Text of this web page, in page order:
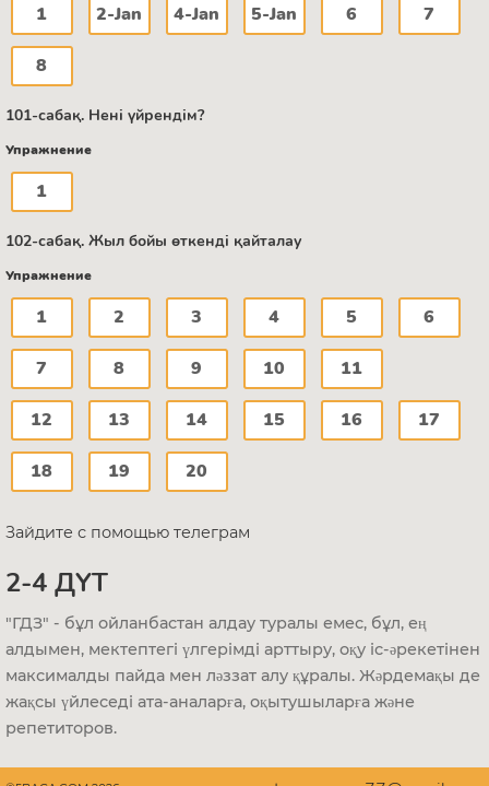
1 2-Jan 4-Jan 5-Jan 6 7
8
101-сабақ. Нені үйрендім?
Упражнение
1
102-сабақ. Жыл бойы өткенді қайталау
Упражнение
1 2 3 4 5 6
7 8 9 10 11
12 13 14 15 16 17
18 19 20
Зайдите с помощью телеграм
2-4 ДҮТ
"ГДЗ" - бұл ойланбастан алдау туралы емес, бұл, ең
алдымен, мектептегі үлгерімді арттыру, оқу іс-әрекетінен
максималды пайда мен ләззат алу құралы. Жәрдемақы де
жақсы үйлеседі ата-аналарға, оқытушыларға және
репетиторов.